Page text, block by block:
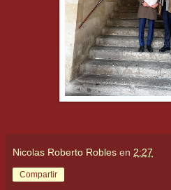
Nicolas Roberto Robles en 2:27
Compartir